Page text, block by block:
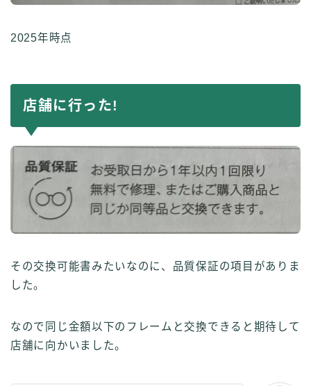
2025年時点
店舗に行った!
その交換可能書みたいなのに、品質保証の項目がありま
した。
なので同じ金額以下のフレームと交換できると期待して
店舗に向かいました。